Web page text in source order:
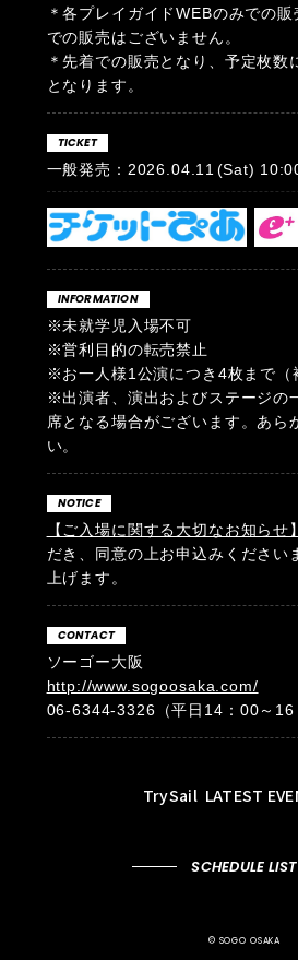
＊各プレイガイドWEBのみでの
での販売はございません。
＊先着での販売となり、予定枚数
となります。
TICKET
一般発売：2026.04.11(Sat)
INFORMATION
※未就学児入場不可
※営利目的の転売禁止
※お一人様1公演につき4枚まで（
※出演者、演出およびステージの
席となる場合がございます。あら
い。
NOTICE
【ご入場に関する大切なお知らせ】
だき、同意の上お申込みください
上げます。
CONTACT
ソーゴー大阪
http://www.sogoosaka.com/
06-6344-3326（平日14：00～16
TrySail LATEST
SCHEDULE LIST
© SOGO OSAKA